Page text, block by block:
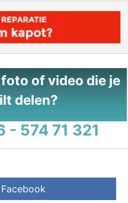
of video die je
delen?
- 574 71 321